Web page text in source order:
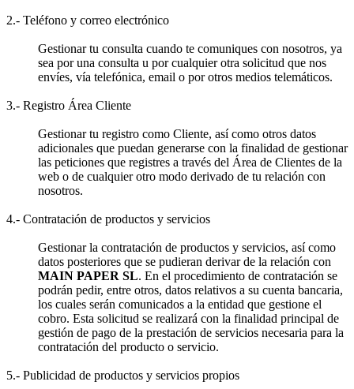
2.- Teléfono y correo electrónico
Gestionar tu consulta cuando te comuniques con nosotros, ya
sea por una consulta u por cualquier otra solicitud que nos
envíes, vía telefónica, email o por otros medios telemáticos.
3.- Registro Área Cliente
Gestionar tu registro como Cliente, así como otros datos
adicionales que puedan generarse con la finalidad de gestionar
las peticiones que registres a través del Área de Clientes de la
web o de cualquier otro modo derivado de tu relación con
nosotros.
4.- Contratación de productos y servicios
Gestionar la contratación de productos y servicios, así como
datos posteriores que se pudieran derivar de la relación con
MAIN PAPER SL. En el procedimiento de contratación se
podrán pedir, entre otros, datos relativos a su cuenta bancaria,
los cuales serán comunicados a la entidad que gestione el
cobro. Esta solicitud se realizará con la finalidad principal de
gestión de pago de la prestación de servicios necesaria para la
contratación del producto o servicio.
5.- Publicidad de productos y servicios propios